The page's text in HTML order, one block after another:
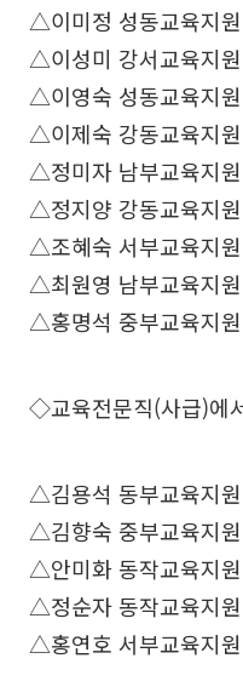
△이미정 성동교육지
△이성미 강서교육지
△이영숙 성동교육지
△이제숙 강동교육지
△정미자 남부교육지
△정지양 강동교육지
△조혜숙 서부교육지
△최원영 남부교육지
△홍명석 중부교육지
◇교육전문직(사급)에
△김용석 동부교육지
△김향숙 중부교육지
△안미화 동작교육지
△정순자 동작교육지
△홍연호 서부교육지